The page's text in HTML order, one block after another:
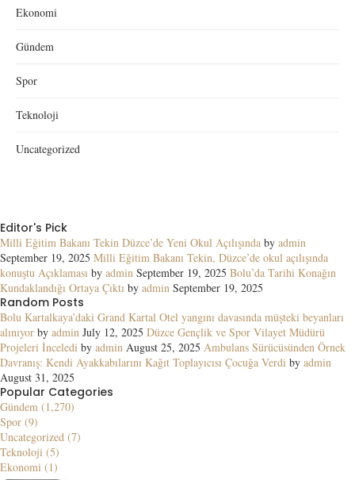
Ekonomi
Gündem
Spor
Teknoloji
Uncategorized
Editor's Pick
Milli Eğitim Bakanı Tekin Düzce’de Yeni Okul Açılışında by admin
September 19, 2025 Milli Eğitim Bakanı Tekin, Düzce’de okul açılışında
konuştu Açıklaması by admin September 19, 2025 Bolu’da Tarihi Konağın
Kundaklandığı Ortaya Çıktı by admin September 19, 2025
Random Posts
Bolu Kartalkaya’daki Grand Kartal Otel yangını davasında müşteki beyanları
alınıyor by admin July 12, 2025 Düzce Gençlik ve Spor Vilayet Müdürü
Projeleri İnceledi by admin August 25, 2025 Ambulans Sürücüsünden Örnek
Davranış: Kendi Ayakkabılarını Kağıt Toplayıcısı Çocuğa Verdi by admin
August 31, 2025
Popular Categories
Gündem (1,270)
Spor (9)
Uncategorized (7)
Teknoloji (5)
Ekonomi (1)